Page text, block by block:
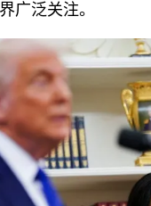
广泛关注。